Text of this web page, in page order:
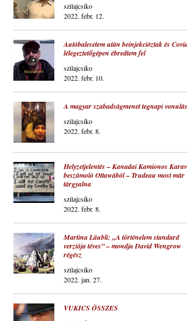
szilajcsiko
2022. febr. 12.
Autóbalesetem után beinjekcióztak és Covid-
lélegeztetőgépen ébredtem fel
szilajcsiko
2022. febr. 10.
A magyar szabadságmenet tegnapi vonulása
szilajcsiko
2022. febr. 8.
Helyzetjelentés – Kanadai Kamionos
beszámoló Ottawából – Trudeau most már
tárgyalna
szilajcsiko
2022. febr. 8.
Martina Läubli: „A történelem standard
verziója téves” – mondja David Wengrow
régész
szilajcsiko
2022. jan. 27.
VUKICS ÖSSZES